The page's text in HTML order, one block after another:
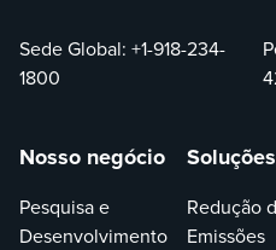
Sede Global: +1-918-234-
1800
Nosso negócio
Pesquisa e
Desenvolvimento
Soluções
Redução
Emissões